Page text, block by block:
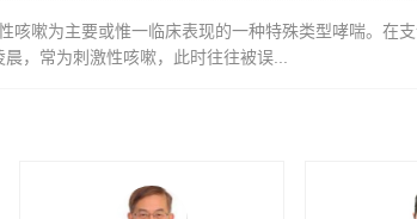
嗽为主要或惟一临床表现的一种特殊类型哮喘。在
，常为刺激性咳嗽，此时往往被误...